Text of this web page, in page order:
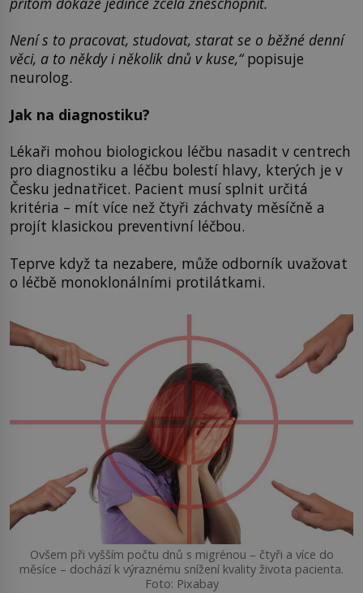
Není s to pracovat, studovat, starat se o běžné denní
věci, a to někdy i několik dnů v kuse,“popisuje
neurolog.
Jak na diagnostiku?
Lékaři mohou biologickou léčbu nasadit v centrech
pro diagnostiku a léčbu bolestí hlavy, kterých je v
Česku jednatřicet. Pacient musí splnit určitá
kritéria – mít více než čtyři záchvaty měsíčně a
projít klasickou preventivní léčbou.
Teprve když ta nezabere, může odborník uvažovat
o léčbě monoklonálními protilátkami.
Ovšem při vyšším počtu dnů s migrénou – čtyři a více do
měsíce – dochází k výraznému snížení kvality života pacienta.
Foto: Pixabay